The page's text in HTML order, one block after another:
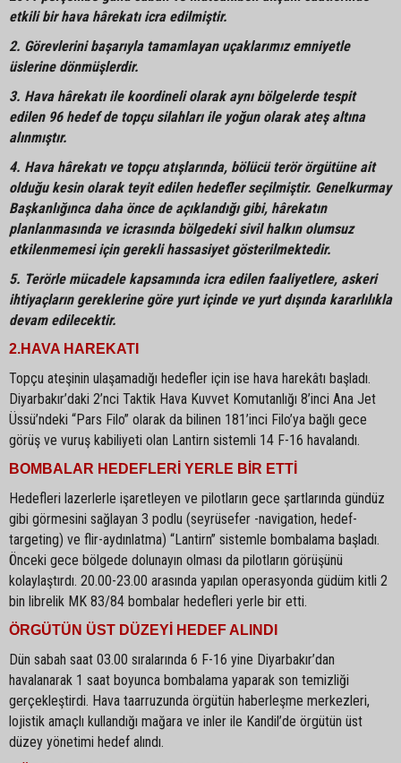
etkili bir hava hârekatı icra edilmiştir.
2. Görevlerini başarıyla tamamlayan uçaklarımız emniyetle
üslerine dönmüşlerdir.
3. Hava hârekatı ile koordineli olarak aynı bölgelerde tespit
edilen 96 hedef de topçu silahları ile yoğun olarak ateş altına
alınmıştır.
4. Hava hârekatı ve topçu atışlarında, bölücü terör örgütüne ait
olduğu kesin olarak teyit edilen hedefler seçilmiştir. Genelkurmay
Başkanlığınca daha önce de açıklandığı gibi, hârekatın
planlanmasında ve icrasında bölgedeki sivil halkın olumsuz
etkilenmemesi için gerekli hassasiyet gösterilmektedir.
5. Terörle mücadele kapsamında icra edilen faaliyetlere, askeri
ihtiyaçların gereklerine göre yurt içinde ve yurt dışında kararlılıkla
devam edilecektir.
2.HAVA HAREKATI
Topçu ateşinin ulaşamadığı hedefler için ise hava harekâtı başladı.
Diyarbakır’daki 2’nci Taktik Hava Kuvvet Komutanlığı 8’inci Ana Jet
Üssü’ndeki “Pars Filo” olarak da bilinen 181’inci Filo’ya bağlı gece
görüş ve vuruş kabiliyeti olan Lantirn sistemli 14 F-16 havalandı.
BOMBALAR HEDEFLERİ YERLE BİR ETTİ
Hedefleri lazerlerle işaretleyen ve pilotların gece şartlarında gündüz
gibi görmesini sağlayan 3 podlu (seyrüsefer -navigation, hedef-
targeting) ve flir-aydınlatma) “Lantirn” sistemle bombalama başladı.
Önceki gece bölgede dolunayın olması da pilotların görüşünü
kolaylaştırdı. 20.00-23.00 arasında yapılan operasyonda güdüm kitli 2
bin librelik MK 83/84 bombalar hedefleri yerle bir etti.
ÖRGÜTÜN ÜST DÜZEYİ HEDEF ALINDI
Dün sabah saat 03.00 sıralarında 6 F-16 yine Diyarbakır’dan
havalanarak 1 saat boyunca bombalama yaparak son temizliği
gerçekleştirdi. Hava taarruzunda örgütün haberleşme merkezleri,
lojistik amaçlı kullandığı mağara ve inler ile Kandil’de örgütün üst
düzey yönetimi hedef alındı.